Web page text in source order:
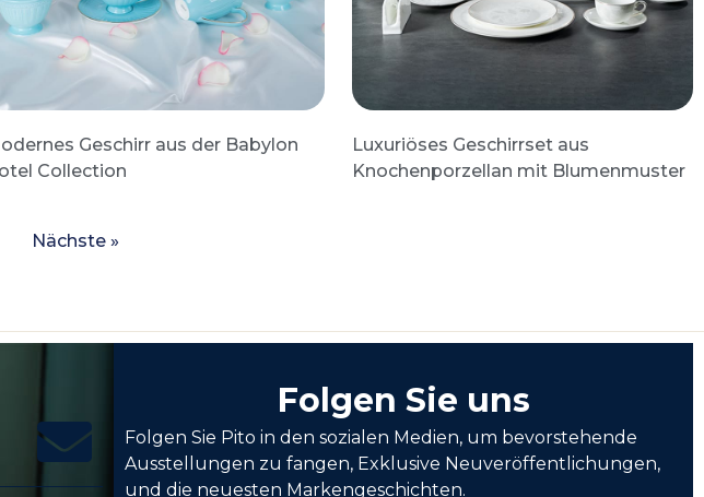
Geschirr aus der Babylon
Collection
Luxuriöses Geschirrset aus
Knochenporzellan mit Blumenmuster
Nächste »
Folgen Sie uns
Folgen Sie Pito in den sozialen Medien, um bevorstehende
Ausstellungen zu fangen, Exklusive Neuveröffentlichungen,
und die neuesten Markengeschichten.